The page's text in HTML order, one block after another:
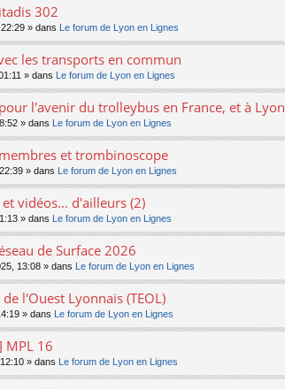
302
» dans Le forum de Lyon en Lignes
les transports en commun
» dans Le forum de Lyon en Lignes
l'avenir du trolleybus en France, et à Lyon
» dans Le forum de Lyon en Lignes
et trombinoscope
» dans Le forum de Lyon en Lignes
vidéos... d'ailleurs (2)
» dans Le forum de Lyon en Lignes
de Surface 2026
13:08 » dans Le forum de Lyon en Lignes
l'Ouest Lyonnais (TEOL)
» dans Le forum de Lyon en Lignes
MPL 16
» dans Le forum de Lyon en Lignes